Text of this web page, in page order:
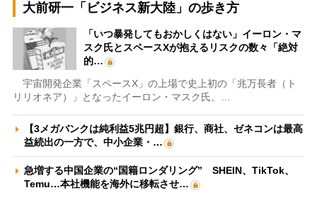
大前研一「ビジネス新大陸」の歩き方
「いつ暴発してもおかしくはない」イーロン・マ
スク氏とスペースXが抱えるリスクの数々「絶対
的…
宇宙開発企業「スペースX」の上場で史上初の「兆万長者（ト
リリオネア）」となったイーロン・マスク氏。…
【3メガバンクは純利益5兆円超】銀行、商社、ゼネコンは最高
益続出の一方で、中小企業・…
急増する中国企業の“国籍ロンダリング” SHEIN、TikTok、
Temu…本社機能を海外に移転させ…